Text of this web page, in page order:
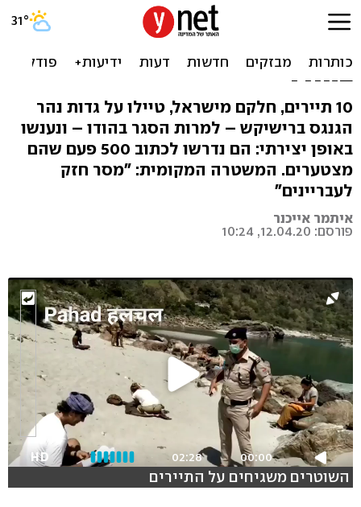
"מצטער שהפרתי את הסגר"
500 פעם: העונש לישראלים
בהודו
10 תיירים, חלקם מישראל, טיילו על גדות נהר
הגנגס ברישיקש – למרות הסגר בהודו – ונענשו
באופן יצירתי: הם נדרשו לכתוב 500 פעם שהם
מצטערים. המשטרה המקומית: "מסר חזק
לעבריינים"
איתמר אייכנר
פורסם: 12.04.20, 10:24
00:00
02:28
HD
השוטרים משגיחים על התיירים